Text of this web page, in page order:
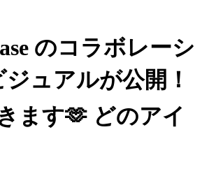
のコラボレーシ
ュアルが公開！
ます🫶 どのアイ